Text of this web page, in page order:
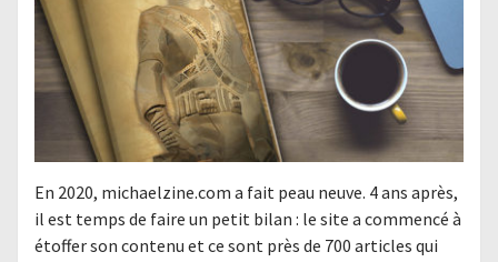
En 2020, michaelzine.com a fait peau neuve. 4 ans après,
il est temps de faire un petit bilan : le site a commencé à
étoffer son contenu et ce sont près de 700 articles qui